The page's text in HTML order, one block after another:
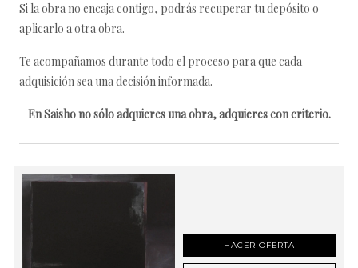
Si la obra no encaja contigo, podrás recuperar tu depósito o
aplicarlo a otra obra.
Te acompañamos durante todo el proceso para que cada
adquisición sea una decisión informada.
En Saisho no sólo adquieres una obra, adquieres con criterio.
HACER OFERTA